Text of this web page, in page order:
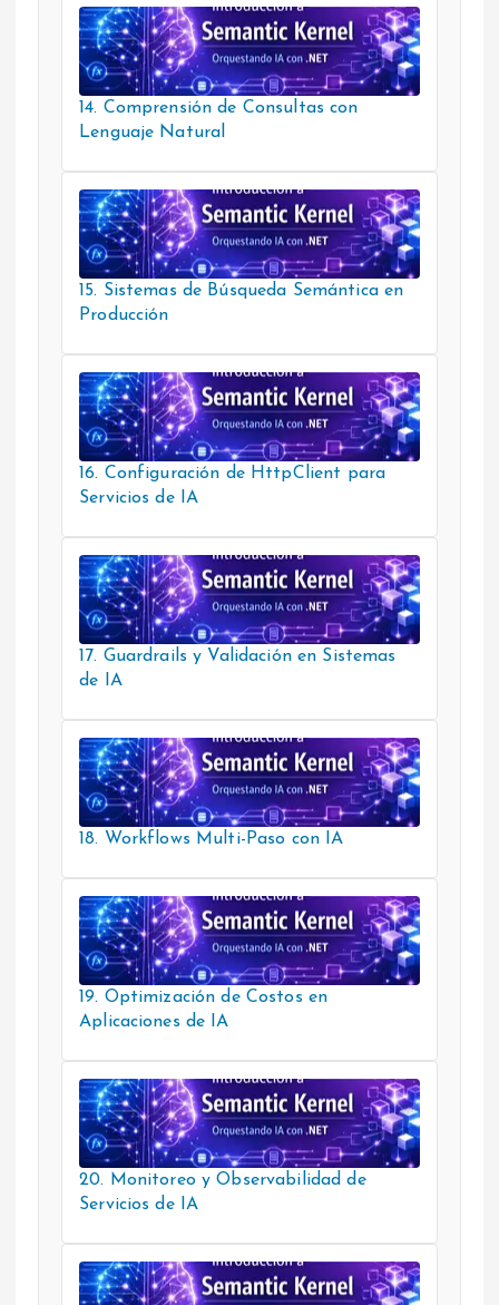
14. Comprensión de Consultas con
Lenguaje Natural
15. Sistemas de Búsqueda Semántica en
Producción
16. Configuración de HttpClient para
Servicios de IA
17. Guardrails y Validación en Sistemas
de IA
18. Workflows Multi-Paso con IA
19. Optimización de Costos en
Aplicaciones de IA
20. Monitoreo y Observabilidad de
Servicios de IA